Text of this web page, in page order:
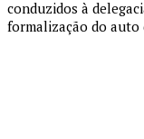
conduzidos à
formalização do auto